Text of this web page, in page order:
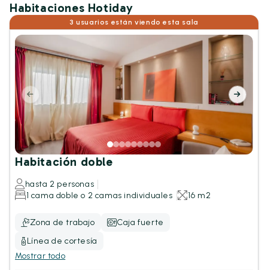
Habitaciones Hotiday
3 usuarios están viendo esta sala
Habitación doble
hasta 2 personas
1 cama doble o 2 camas individuales
16 m2
Zona de trabajo
Caja fuerte
Línea de cortesía
Mostrar todo